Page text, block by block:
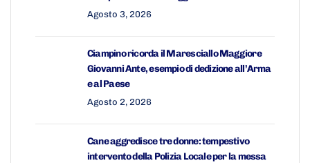
Agosto 3, 2026
Ciampino ricorda il Maresciallo Maggiore
Giovanni Ante, esempio di dedizione all’Arma
e al Paese
Agosto 2, 2026
Cane aggredisce tre donne: tempestivo
intervento della Polizia Locale per la messa